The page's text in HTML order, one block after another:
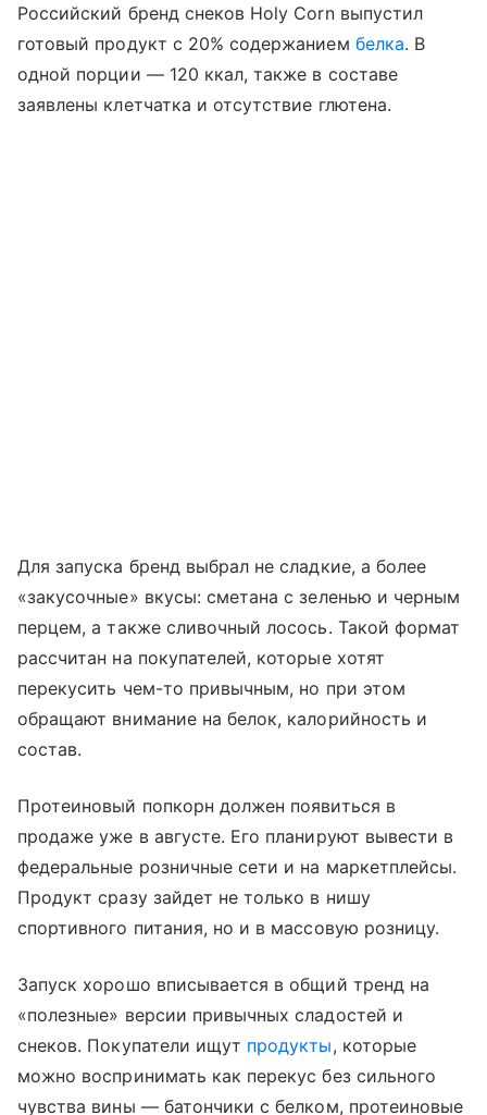
Российский бренд снеков Holy Corn выпустил
готовый продукт с 20% содержанием белка. В
одной порции — 120 ккал, также в составе
заявлены клетчатка и отсутствие глютена.
Для запуска бренд выбрал не сладкие, а более
«закусочные» вкусы: сметана с зеленью и черным
перцем, а также сливочный лосось. Такой формат
рассчитан на покупателей, которые хотят
перекусить чем-то привычным, но при этом
обращают внимание на белок, калорийность и
состав.
Протеиновый попкорн должен появиться в
продаже уже в августе. Его планируют вывести в
федеральные розничные сети и на маркетплейсы.
Продукт сразу зайдет не только в нишу
спортивного питания, но и в массовую розницу.
Запуск хорошо вписывается в общий тренд на
«полезные» версии привычных сладостей и
снеков. Покупатели ищут продукты, которые
можно воспринимать как перекус без сильного
чувства вины — батончики с белком, протеиновые